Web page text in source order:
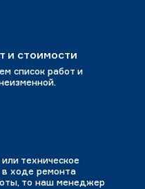
и стоимости
список работ и
техническое
в ходе ремонта
то наш менеджер